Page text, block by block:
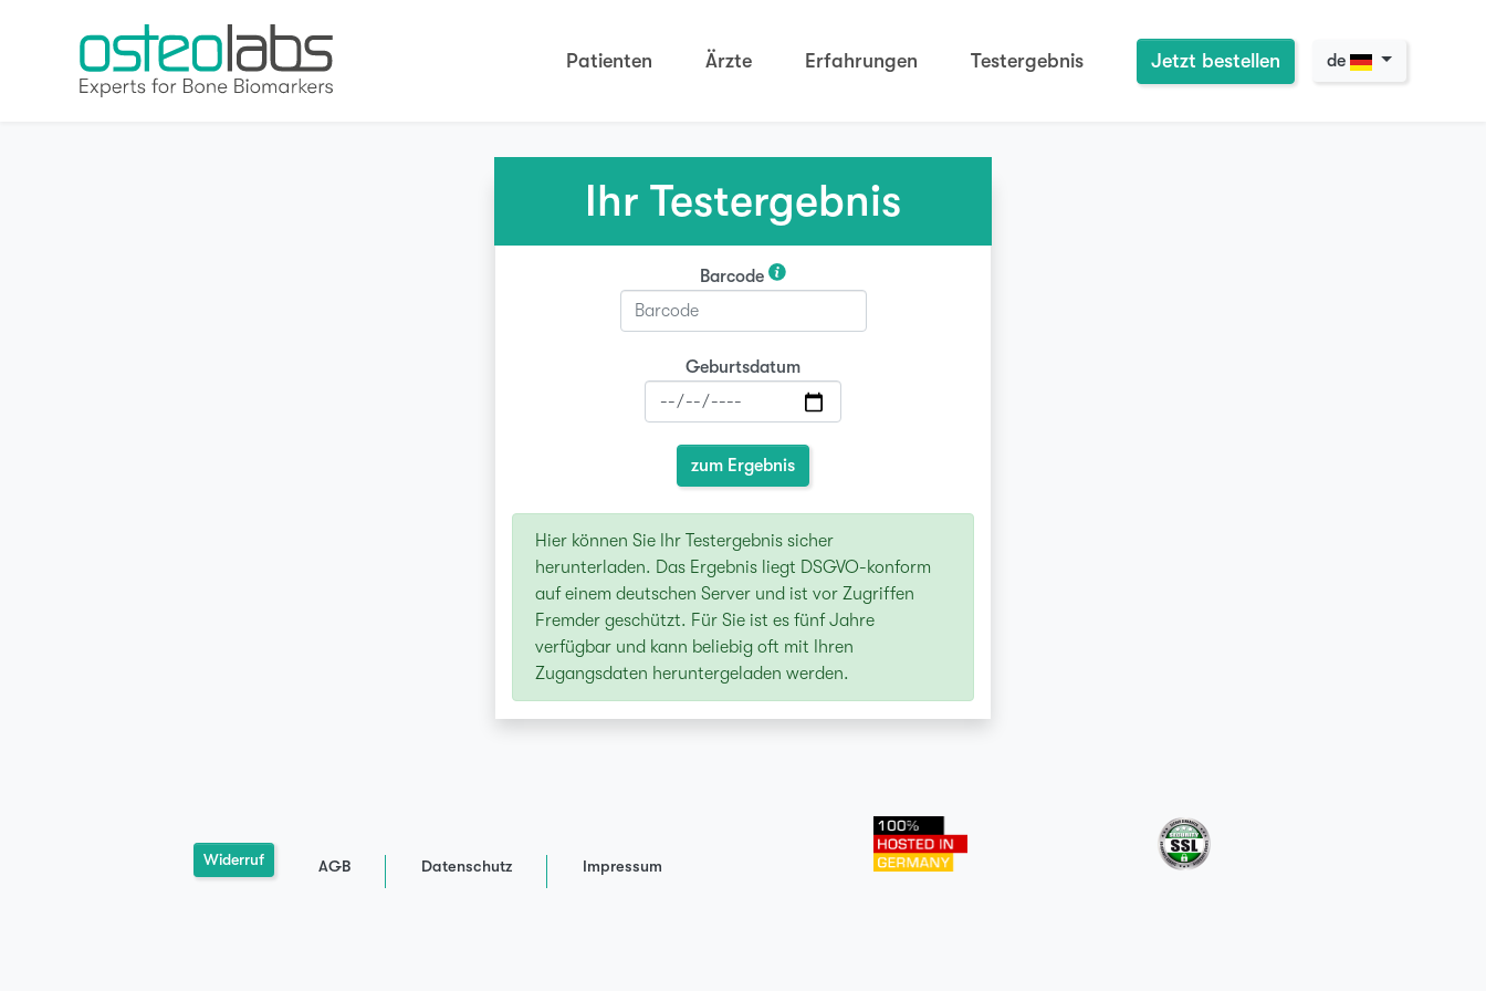
Patienten Ärzte Erfahrungen Testergebnis Jetzt bestellen de
Ihr Testergebnis
Barcode
Geburtsdatum
zum Ergebnis
Hier können Sie Ihr Testergebnis sicher
herunterladen. Das Ergebnis liegt DSGVO-konform
auf einem deutschen Server und ist vor Zugriffen
Fremder geschützt. Für Sie ist es fünf Jahre
verfügbar und kann beliebig oft mit Ihren
Zugangsdaten heruntergeladen werden.
Widerruf AGB Datenschutz Impressum